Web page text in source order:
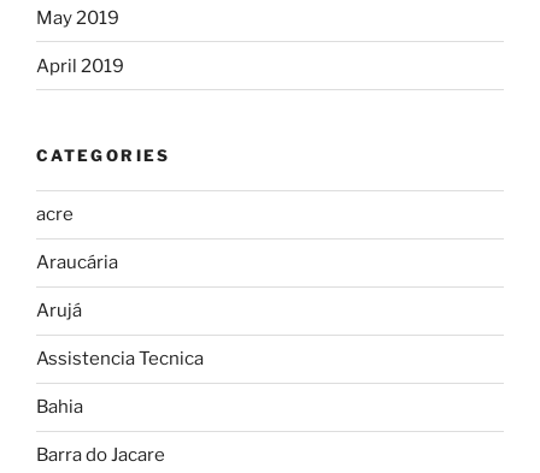
May 2019
April 2019
CATEGORIES
acre
Araucária
Arujá
Assistencia Tecnica
Bahia
Barra do Jacare